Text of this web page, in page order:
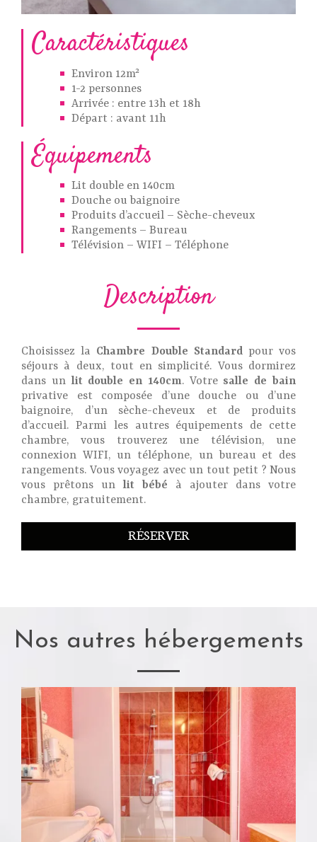
Caractéristiques
Environ 12m²
1-2 personnes
Arrivée : entre 13h et 18h
Départ : avant 11h
Équipements
Lit double en 140cm
Douche ou baignoire
Produits d’accueil – Sèche-cheveux
Rangements – Bureau
Télévision – WIFI – Téléphone
Description
Choisissez la Chambre Double Standardpour vos
séjours à deux, tout en simplicité. Vous dormirez
dans unlit double en 140cm. Votresalle de bain
privative est composée d’une douche ou d’une
baignoire, d’un sèche-cheveux et de produits
d’accueil. Parmi les autres équipements de cette
chambre, vous trouverez une télévision, une
connexion WIFI, un téléphone, un bureau et des
rangements. Vous voyagez avec un tout petit ? Nous
vous prêtons un lit bébé à ajouter dans votre
chambre, gratuitement.
RÉSERVER
Nos autres hébergements